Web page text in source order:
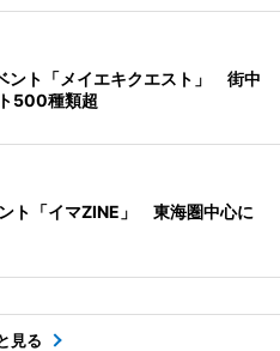
ント「メイエキクエスト」 街中
500種類超
ト「イマZINE」 東海圏中心に
見る